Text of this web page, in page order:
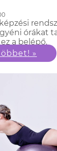
órákat
a belépő.
»